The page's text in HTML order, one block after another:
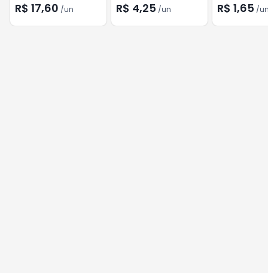
R$ 17,60 /un R$ 4,25 /un R$ 1,65 /